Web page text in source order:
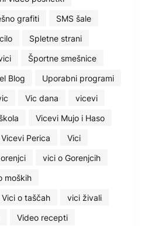
grafiti
SMS šale
Spletne strani
Športne smešnice
Blog
Uporabni programi
Vic dana
vicevi
Vicevi Mujo i Haso
Vicevi Perica
Vici
vici o Gorenjcih
moških
Vici o taščah
vici živali
Video recepti